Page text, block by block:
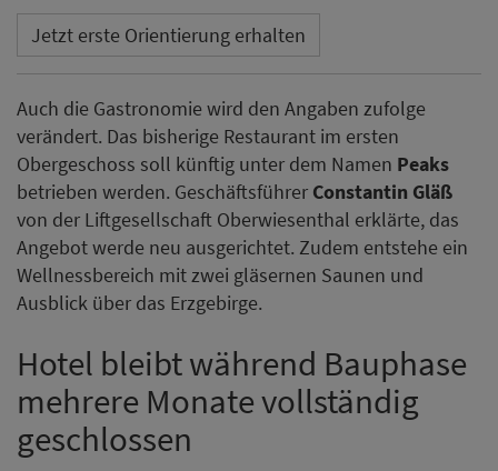
Jetzt erste Orientierung erhalten
Auch die Gastronomie wird den Angaben zufolge
verändert. Das bisherige Restaurant im ersten
Obergeschoss soll künftig unter dem Namen Peaks
betrieben werden. Geschäftsführer Constantin Gläß
von der Liftgesellschaft Oberwiesenthal erklärte, das
Angebot werde neu ausgerichtet. Zudem entstehe ein
Wellnessbereich mit zwei gläsernen Saunen und
Ausblick über das Erzgebirge.
Hotel bleibt während Bauphase
mehrere Monate vollständig
geschlossen